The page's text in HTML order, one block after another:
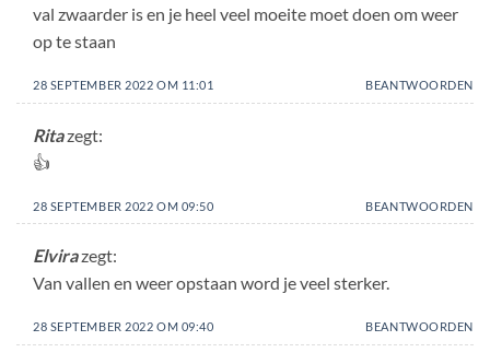
val zwaarder is en je heel veel moeite moet doen om weer
op te staan
28 SEPTEMBER 2022 OM 11:01 BEANTWOORDEN
Ritazegt:
👍
28 SEPTEMBER 2022 OM 09:50 BEANTWOORDEN
Elvirazegt:
Van vallen en weer opstaan word je veel sterker.
28 SEPTEMBER 2022 OM 09:40 BEANTWOORDEN